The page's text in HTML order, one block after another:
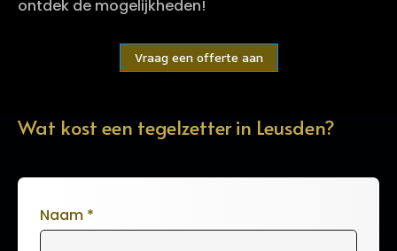
ontdek de mogelijkheden!
Vraag een offerte aan
Wat kost een tegelzetter in Leusden?
Naam *